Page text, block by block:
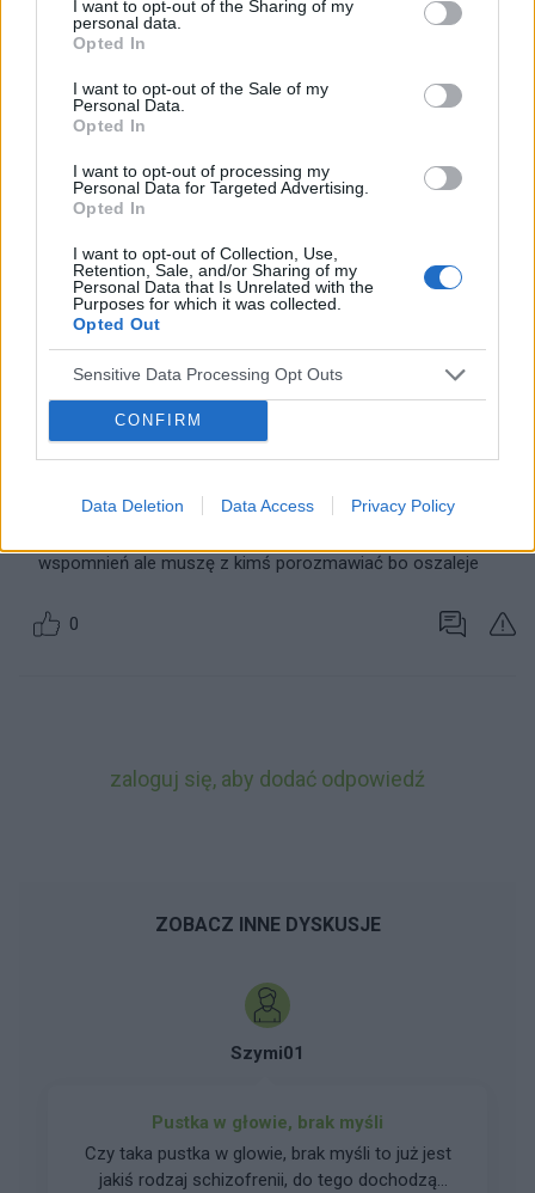
I want to opt-out of the Sharing of my
personal data.
Opted In
I want to opt-out of the Sale of my
Personal Data.
Opted In
I want to opt-out of processing my
Personal Data for Targeted Advertising.
Opted In
I want to opt-out of Collection, Use,
Retention, Sale, and/or Sharing of my
Personal Data that Is Unrelated with the
Purposes for which it was collected.
Opted Out
Sensitive Data Processing Opt Outs
CONFIRM
Data Deletion Data Access Privacy Policy
sobie sprawę że w psichice i tak to zostanie tylko
kiedy i w jakim wieku to się w takim razie odezwie
Jeśli chciałabyś porozmawiać to napisz proszę .....wiem że
teraz masz na głowie wiele ważniejszych spraw , ale Ty tez
jesteś ważna .....myślami jestem z Toba ....pozdrawiam
Renata
0
DZIĘKUJE jest to dla mnie duże wsparcie bo nie mam z kim
porozmawiać chciała bym bardzo podziękować Igorowi I
28598450 przeżyłeś coś takiego więc mnie bardziej
wspomnień ale muszę z kimś porozmawiać bo oszaleje
0
zaloguj się, aby dodać odpowiedź
ZOBACZ INNE DYSKUSJE
Szymi01
Pustka w głowie, brak myśli
Czy taka pustka w glowie, brak myśli to już jest
jakiś rodzaj schizofrenii, do tego dochodzą